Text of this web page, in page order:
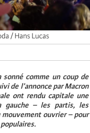
/ Hans Lucas
comme un coup de
de l’annonce par Macron
ont rendu capitale une
gauche – les partis, les
ouvrier – pour